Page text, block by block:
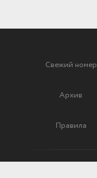
Свежий номер
Архив
Правила